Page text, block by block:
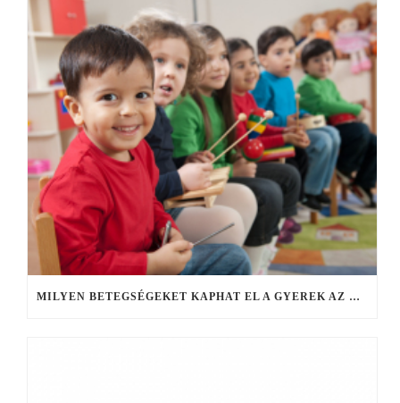
MILYEN BETEGSÉGEKET KAPHAT EL A GYEREK AZ ÓVODÁBAN, ISKOLÁBAN?